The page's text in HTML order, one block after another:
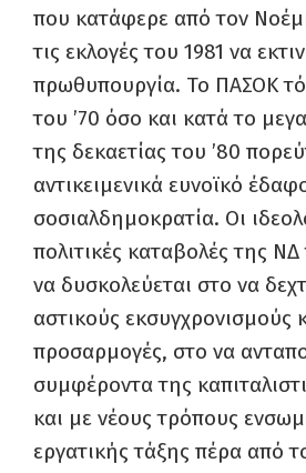
που κατάφερε από τον
τις εκλογές του 1981 να
πρωθυπουργία. Το ΠΑΣΟΚ
του ’70 όσο και κατά το
της δεκαετίας του ’80
αντικειμενικά ευνοϊκό
σοσιαλδημοκρατία. Οι
πολιτικές καταβολές της
να δυσκολεύεται στο να
αστικούς εκσυγχρονισμούς
προσαρμογές, στο να
συμφέροντα της
και με νέους τρόπους
εργατικής τάξης πέρα από